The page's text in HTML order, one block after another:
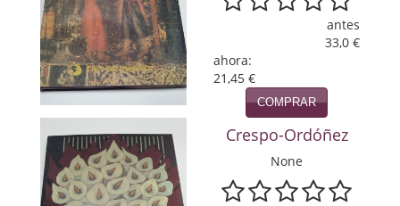
Teatro
Tema Local
Terror
Terrorismo
Varios
Viajes
antes
33,0 €
ahora:
21,45 €
COMPRAR
Crespo-Ordóñez
None